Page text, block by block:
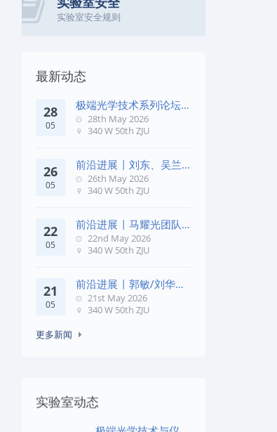
实验室安全规则
最新动态
28
05
极端光学技术系列论坛第
五十七期
28th May 2026
340 W 50th ZJU
26
05
前沿进展 | 刘东、吴兰
团队在《Remote Sens. E
26th May 2026
340 W 50th ZJU
22
05
前沿进展 | 马耀光团队
在《Optica》发文：突破
几何相位
22nd May 2026
340 W 50th ZJU
21
05
前沿进展 | 郭敏/刘华锋
团队在《Nature
Commun
21st May 2026
340 W 50th ZJU
更多新闻
实验室动态